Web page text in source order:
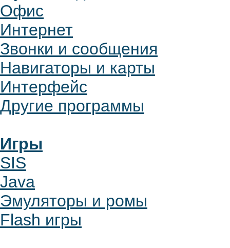
Офис
Интернет
Звонки и сообщения
Навигаторы и карты
Интерфейс
Другие программы
Игры
SIS
Java
Эмуляторы и ромы
Flash игры